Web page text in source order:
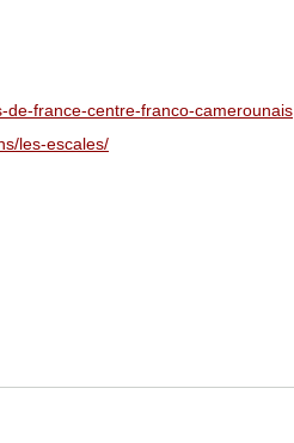
de-france-centre-franco-camerounais
les-escales/